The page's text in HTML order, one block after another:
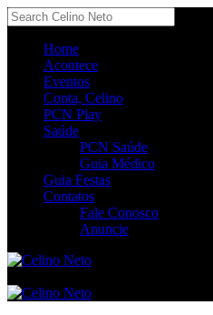
Home
Acontece
Eventos
Conta, Celino
PCN Play
Saúde
PCN Saúde
Guia Médico
Guia Festas
Contatos
Fale Conosco
Anuncie